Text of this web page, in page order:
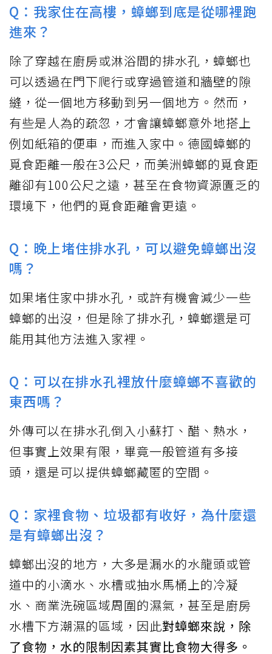
Q：我家住在高樓，蟑螂到底是從哪裡跑
進來？
除了穿越在廚房或淋浴間的排水孔，蟑螂也
可以透過在門下爬行或穿過管道和牆壁的隙
縫，從一個地方移動到另一個地方。然而，
有些是人為的疏忽，才會讓蟑螂意外地搭上
例如紙箱的便車，而進入家中。德國蟑螂的
覓食距離一般在3公尺，而美洲蟑螂的覓食距
離卻有100公尺之遠，甚至在食物資源匱乏的
環境下，他們的覓食距離會更遠。
Q：晚上堵住排水孔，可以避免蟑螂出沒
嗎？
如果堵住家中排水孔，或許有機會減少一些
蟑螂的出沒，但是除了排水孔，蟑螂還是可
能用其他方法進入家裡。
Q：可以在排水孔裡放什麼蟑螂不喜歡的
東西嗎？
外傳可以在排水孔倒入小蘇打、醋、熱水，
但事實上效果有限，畢竟一般管道有多接
頭，還是可以提供蟑螂藏匿的空間。
Q：家裡食物、垃圾都有收好，為什麼還
是有蟑螂出沒？
蟑螂出沒的地方，大多是漏水的水龍頭或管
道中的小滴水、水槽或抽水馬桶上的冷凝
水、商業洗碗區域周圍的濕氣，甚至是廚房
水槽下方潮濕的區域，因此對蟑螂來說，除
了食物，水的限制因素其實比食物大得多。